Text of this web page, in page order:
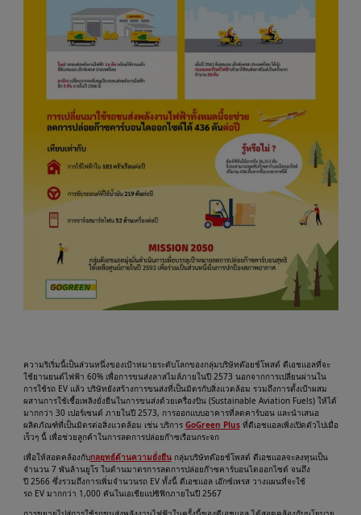
ความริเริ่มนี้เป็นส่วนหนึ่งของเป้าหมายระดับโลกของกลุ่มบริษัทด๊อยช์โพสต์ ดีเอชแอลที่จะ
ใช้ยานยนต์ไฟฟ้า 60% เพื่อการขนส่งลาสไมล์ภายในปี 2573 นอกจากการเปลี่ยนผ่านใน
การใช้รถ EV แล้ว บริษัทยังสร้างการขนส่งที่เป็นมิตรกับสิ่งแวดล้อม รวมถึงการตั้งเป้าผสม
ผสานการใช้เชื้อเพลิงยั่งยืนในการขนส่งด้วยเครื่องบิน (Sustainable Aviation Fuels) ให้ได้
มากกว่า 30 เปอร์เซนต์ ภายในปี 2573, การออกแบบอาคารที่ลดคาร์บอน และนำเสนอ
ผลิตภัณฑ์ที่เป็นมิตรต่อสิ่งแวดล้อม เช่น บริการ GoGreen Plusที่ดีเอชแอลเพิ่งเปิดตัวไปเมื่อ
เร็วๆ นี้ เพื่อช่วยลูกค้าในการลดการปล่อยก๊าซเรือนกระจก
เพื่อให้สอดคล้องกับกลยุทธ์ด้านความยั่งยืนกลุ่มบริษัทด๊อยช์โพสต์ ดีเอชแอลจะลงทุนเป็น
จำนวน 7 พันล้านยูโร ในด้านมาตรการลดการปล่อยก๊าซคาร์บอนไดออกไซด์ จนถึง
ปี 2566 ซึ่งรวมถึงการเพิ่มจำนวนรถ EV ทั้งนี้ ดีเอชแอล เอ๊กซ์เพรส วางแผนที่จะใช้
รถ EV มากกว่า 1,000 คันในเอเชียแปซิฟิกภายในปี 2567